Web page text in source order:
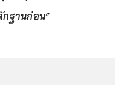
ฐานก่อน”